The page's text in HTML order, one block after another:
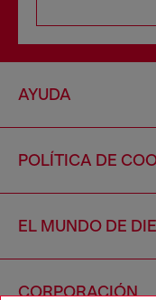
AYUDA
POLÍTICA DE
EL MUNDO DE
CORPORACIÓN